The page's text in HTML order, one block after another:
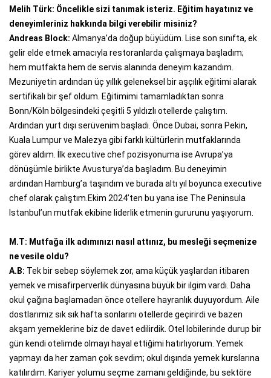
Melih Türk: Öncelikle sizi tanımak isteriz. Eğitim hayatınız ve
deneyimleriniz hakkında bilgi verebilir misiniz?
Andreas Block: Almanya’da doğup büyüdüm. Lise son sınıfta, ek
gelir elde etmek amacıyla restoranlarda çalışmaya başladım;
hem mutfakta hem de servis alanında deneyim kazandım.
Mezuniyetin ardından üç yıllık geleneksel bir aşçılık eğitimi alarak
sertifikalı bir şef oldum. Eğitimimi tamamladıktan sonra
Bonn/Köln bölgesindeki çeşitli 5 yıldızlı otellerde çalıştım.
Ardından yurt dışı serüvenim başladı. Önce Dubai, sonra Pekin,
Kuala Lumpur ve Malezya gibi farklı kültürlerin mutfaklarında
görev aldım. İlk executive chef pozisyonuma ise Avrupa’ya
dönüşümle birlikte Avusturya’da başladım. Bu deneyimin
ardından Hamburg’a taşındım ve burada altı yıl boyunca executive
chef olarak çalıştım.Ekim 2024’ten bu yana ise The Peninsula
Istanbul’un mutfak ekibine liderlik etmenin gururunu yaşıyorum.
M.T: Mutfağa ilk adımınızı nasıl attınız, bu mesleği seçmenize
ne vesile oldu?
A.B: Tek bir sebep söylemek zor, ama küçük yaşlardan itibaren
yemek ve misafirperverlik dünyasına büyük bir ilgim vardı. Daha
okul çağına başlamadan önce otellere hayranlık duyuyordum. Aile
dostlarımız sık sık hafta sonlarını otellerde geçirirdi ve bazen
akşam yemeklerine biz de davet edilirdik. Otel lobilerinde durup bir
gün kendi otelimde olmayı hayal ettiğimi hatırlıyorum. Yemek
yapmayı da her zaman çok sevdim; okul dışında yemek kurslarına
katılırdım. Kariyer yolumu seçme zamanı geldiğinde, bu sektöre